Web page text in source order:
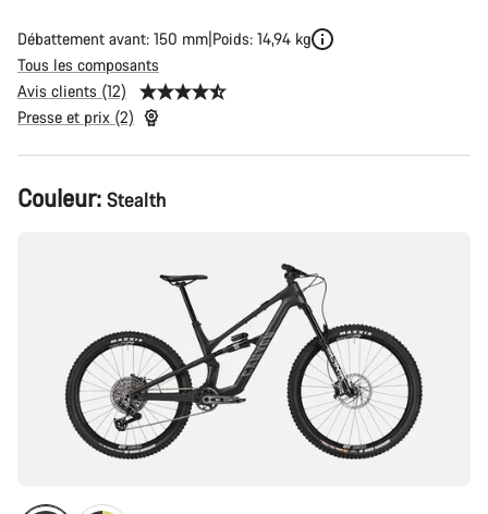
Débattement avant: 150 mm Poids: 14,94 kg
Tous les composants
Avis clients (12)
Presse et prix (2)
Configuration
du
Couleur: Stealth